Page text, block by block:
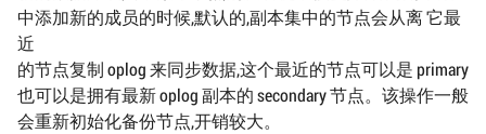
中添加新的成员的时候,默认的,副本集中的节点会从离 它最
近
的节点复制 oplog 来同步数据,这个最近的节点可以是 primary
也可以是拥有最新 oplog 副本的 secondary 节点。该操作一般
会重新初始化备份节点,开销较大。